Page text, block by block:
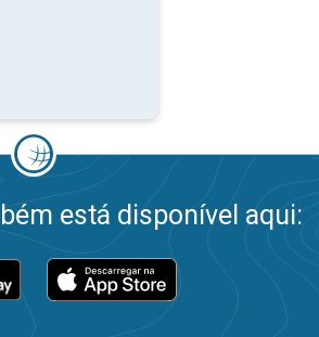
está disponível aqui: